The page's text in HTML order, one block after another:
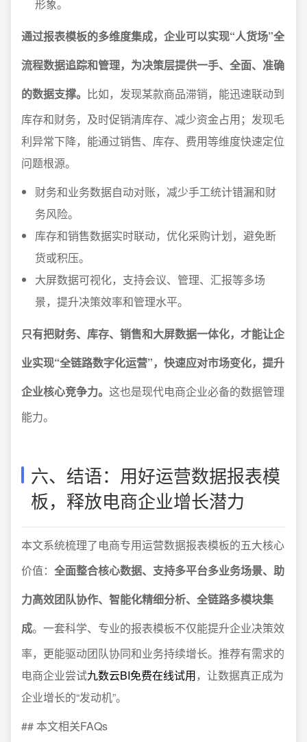
形象。
通过报表模板的多维度集成，企业可以实现“人货场”全
流程数据追踪和管理，为决策层提供一手、全面、准确
的数据支撑。 比如，发现某款商品滞销，能迅速联动到
库存和财务，及时促销清库存、减少资金占用；发现毛
利异常下降，能通过销售、库存、费用等维度快速定位
问题根源。
财务和业务数据自动对账，减少手工统计错漏和财
务风险。
库存和销售数据实时联动，优化采购计划，避免断
货或积压。
大屏数据可视化，支持会议、管理、汇报等多场
景，提升决策效率和管理水平。
只有把财务、库存、销售和大屏数据一体化，才能让企
业实现“全链路数字化运营”，快速应对市场变化，提升
企业核心竞争力。 这也是现代电商企业必备的数据管理
能力。
六、结语：用好运营数据报表模
板，释放电商企业增长潜力
本文系统梳理了电商专用运营数据报表模板的五大核心
价值： 全面整合核心数据、支持多平台多业务场景、助
力高效团队协作、智能化精细分析、全链路多模块集
成。一套科学、专业的报表模板不仅能提升企业决策效
率，更能驱动团队协同和业务持续增长。推荐有需求的
电商企业尝试九数云BI免费在线试用，让数据真正成为
企业增长的“发动机”。
## 本文相关FAQs